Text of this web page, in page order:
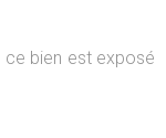
ce bien est exposé